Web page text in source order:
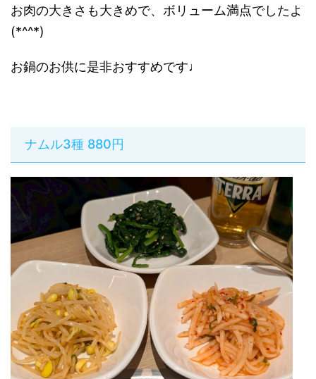
お肉の大きさも大きめで、ボリューム満点でしたよ
(*^^*)
お鍋のお供に是非おすすめです♩
ナムル3種 880円